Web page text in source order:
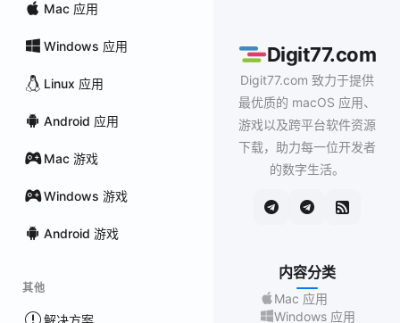
Mac 应用
Windows 应用
Linux 应用
Android 应用
Mac 游戏
Windows 游戏
Android 游戏
其他
解决方案
Digit77.com
Digit77.com 致力于提供
最优质的 macOS 应用、
游戏以及跨平台软件资源
下载，助力每一位开发者
的数字生活。
内容分类
Mac 应用
Windows 应用